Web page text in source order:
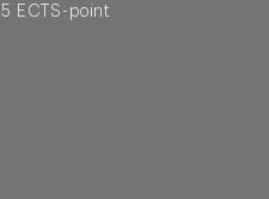
5 ECTS-point